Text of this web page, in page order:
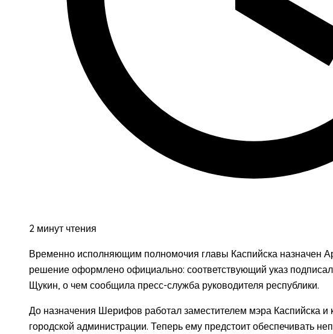
2 минут чтения
Временно исполняющим полномочия главы Каспийска назначен
решение оформлено официально: соответствующий указ
Щукин, о чем сообщила пресс-служба руководителя республики.
До назначения Шерифов работал заместителем мэра Каспийска и
городской администрации. Теперь ему предстоит обеспечивать